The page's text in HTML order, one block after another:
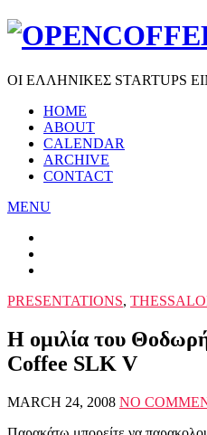
ΟΙ ΕΛΛΗΝΙΚΕΣ STARTUPS
HOME
ABOUT
CALENDAR
ARCHIVE
CONTACT
MENU
PRESENTATIONS,
Η ομιλία του
Coffee SLK V
MARCH 24, 2008 NO